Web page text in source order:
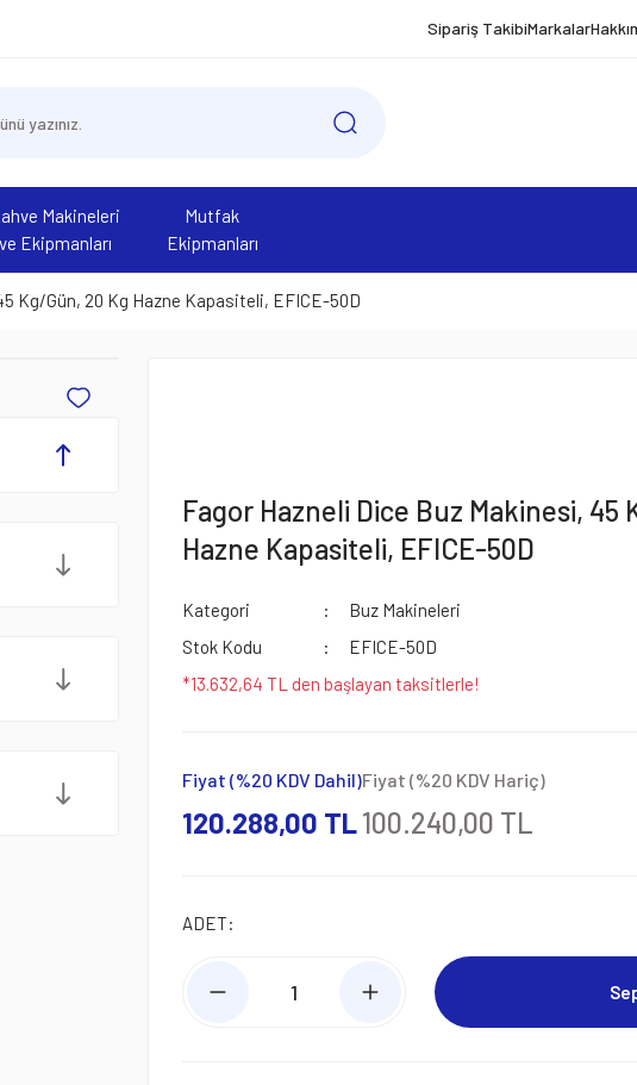
Sipariş TakibiMarkalar
Makineleri
ve Ekipmanları
Mutfak
Ekipmanları
Kg/Gün, 20 Kg Hazne Kapasiteli, EFICE-50D
Fagor Hazneli Dice Buz Makinesi, 45
Hazne Kapasiteli, EFICE-50D
Kategori
Buz Makineleri
Stok Kodu
EFICE-50D
*13.632,64 TL den başlayan taksitlerle!
Fiyat (%20 KDV Dahil)
120.288,00 TL
Fiyat (%20 KDV Hariç)
100.240,00 TL
ADET: